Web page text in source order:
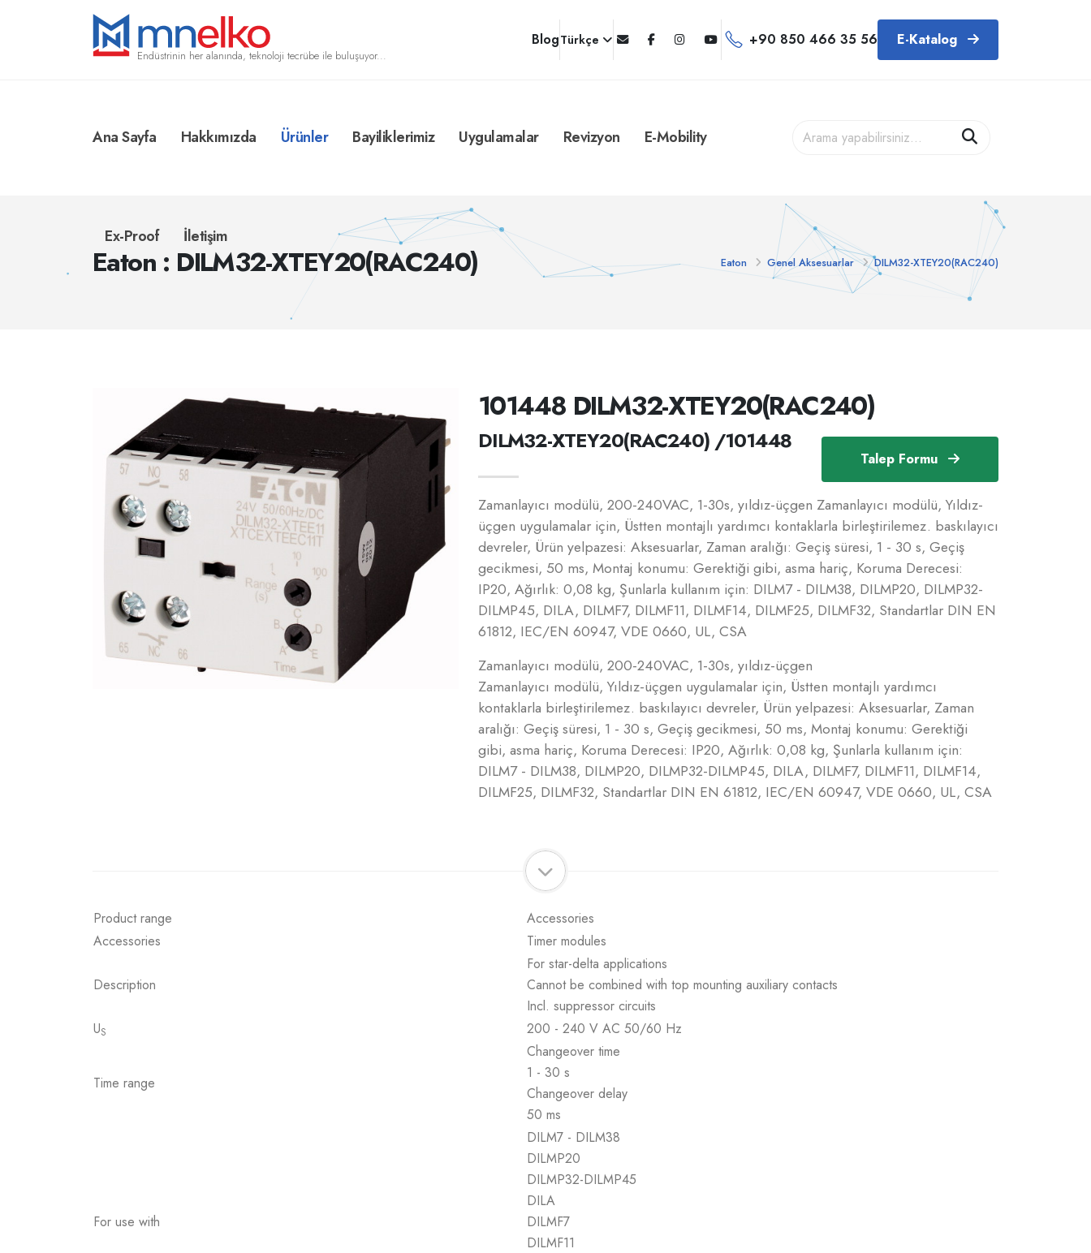
Endüstrinin her alanında, teknoloji tecrübe ile buluşuyor...
BlogTürkçe +90 850 466 35 56 E-Katalog
Ana Sayfa Hakkımızda Ürünler Bayiliklerimiz Uygulamalar Revizyon E-Mobility
Ex-Proof İletişim
Eaton : DILM32-XTEY20(RAC240) Eaton Genel Aksesuarlar DILM32-XTEY20(RAC240)
Talep Formu
101448 DILM32-XTEY20(RAC240)
DILM32-XTEY20(RAC240) /101448
Zamanlayıcı modülü, 200-240VAC, 1-30s, yıldız-üçgen Zamanlayıcı modülü, Yıldız-
üçgen uygulamalar için, Üstten montajlı yardımcı kontaklarla birleştirilemez. baskılayıcı
devreler, Ürün yelpazesi: Aksesuarlar, Zaman aralığı: Geçiş süresi, 1 - 30 s, Geçiş
gecikmesi, 50 ms, Montaj konumu: Gerektiği gibi, asma hariç, Koruma Derecesi:
IP20, Ağırlık: 0,08 kg, Şunlarla kullanım için: DILM7 - DILM38, DILMP20, DILMP32-
DILMP45, DILA, DILMF7, DILMF11, DILMF14, DILMF25, DILMF32, Standartlar DIN EN
61812, IEC/EN 60947, VDE 0660, UL, CSA
Zamanlayıcı modülü, 200-240VAC, 1-30s, yıldız-üçgen
Zamanlayıcı modülü, Yıldız-üçgen uygulamalar için, Üstten montajlı yardımcı
kontaklarla birleştirilemez. baskılayıcı devreler, Ürün yelpazesi: Aksesuarlar, Zaman
aralığı: Geçiş süresi, 1 - 30 s, Geçiş gecikmesi, 50 ms, Montaj konumu: Gerektiği
gibi, asma hariç, Koruma Derecesi: IP20, Ağırlık: 0,08 kg, Şunlarla kullanım için:
DILM7 - DILM38, DILMP20, DILMP32-DILMP45, DILA, DILMF7, DILMF11, DILMF14,
DILMF25, DILMF32, Standartlar DIN EN 61812, IEC/EN 60947, VDE 0660, UL, CSA
Product range
Accessories
Accessories
Timer modules
Description
For star-delta applications
Cannot be combined with top mounting auxiliary contacts
Incl. suppressor circuits
US 200 - 240 V AC 50/60 Hz
Time range
Changeover time
1 - 30 s
Changeover delay
50 ms
For use with
DILM7 - DILM38
DILMP20
DILMP32-DILMP45
DILA
DILMF7
DILMF11